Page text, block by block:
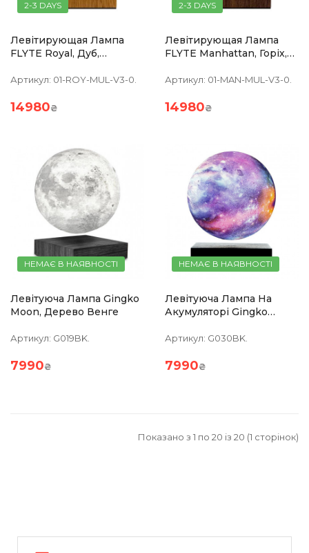
2-3 DAYS
Левітирующая Лампа
FLYTE Royal, Дуб,
Артикул: 01-ROY-MUL-V3-0.
14980₴
2-3 DAYS
Левітирующая Лампа
FLYTE Manhattan, Горіх,
Артикул: 01-MAN-MUL-V3-0.
14980₴
НЕМАЄ В НАЯВНОСТІ
Левітуюча Лампа Gingko
Moon, Дерево Венге
Артикул: G019BK.
7990₴
НЕМАЄ В НАЯВНОСТІ
Левітуюча Лампа На
Акумуляторі Gingko
Артикул: G030BK.
7990₴
Показано з 1 по 20 із 20 (1 сторінок)